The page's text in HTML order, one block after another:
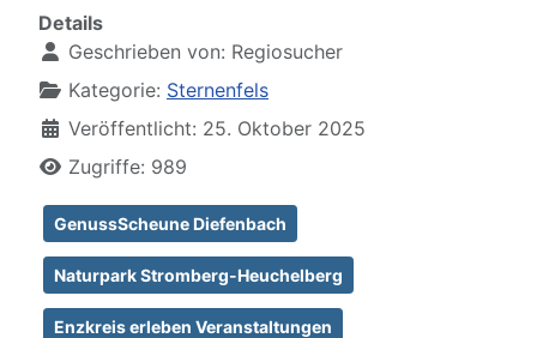
Details
Geschrieben von: Regiosucher
Kategorie: Sternenfels
Veröffentlicht: 25. Oktober 2025
Zugriffe: 989
GenussScheune Diefenbach
Naturpark Stromberg-Heuchelberg
Enzkreis erleben Veranstaltungen